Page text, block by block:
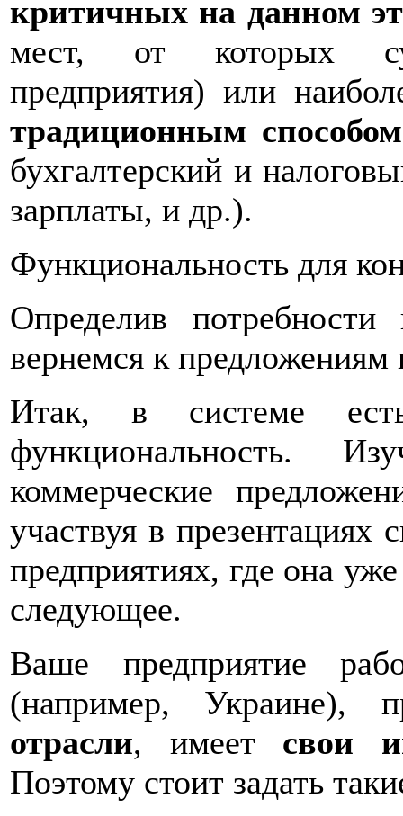
критичных на данном
мест, от которых
предприятия) или
традиционным способом
бухгалтерский и
зарплаты, и др.).
Функциональность для
Определив потребности
вернемся к
Итак, в системе
функциональность.
коммерческие
участвуя в
предприятиях, где она
следующее.
Ваше предприятие
(например, Украине),
отрасли, имеет свои
Поэтому стоит задать